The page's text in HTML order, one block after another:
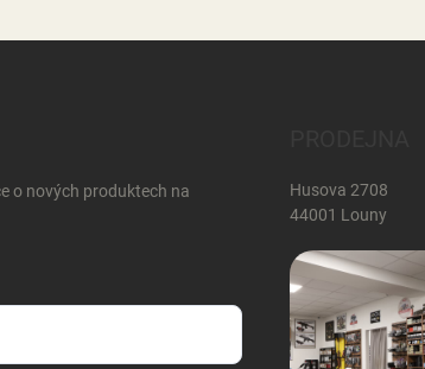
o nových produktech na
Husova 2708
44001 Louny